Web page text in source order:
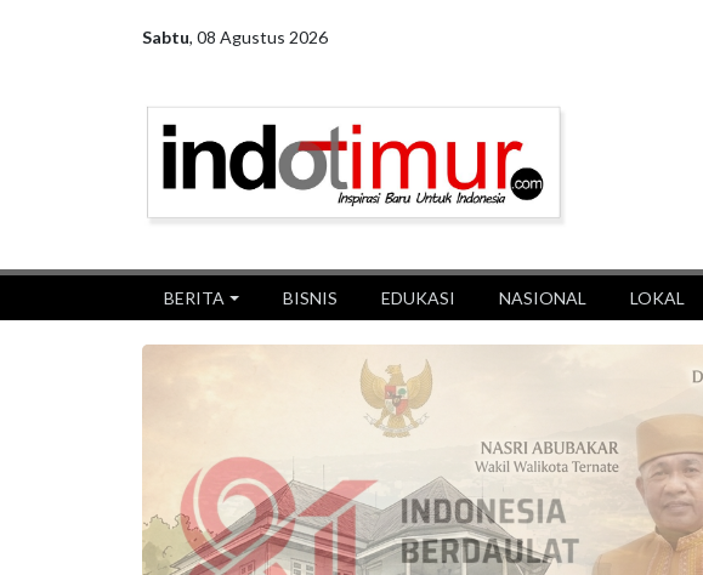
Sabtu, 08 Agustus 2026
BERITA BISNIS EDUKASI NASIONAL LOKAL